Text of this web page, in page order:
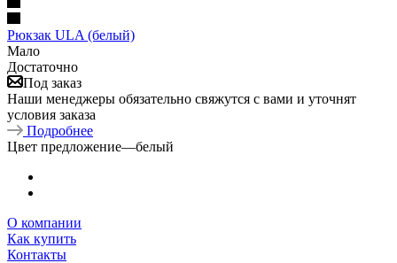
Рюкзак ULA (белый)
Мало
Достаточно
Под заказ
Наши менеджеры обязательно свяжутся с вами и уточнят
условия заказа
Подробнее
Цвет предложение—белый
О компании
Как купить
Контакты